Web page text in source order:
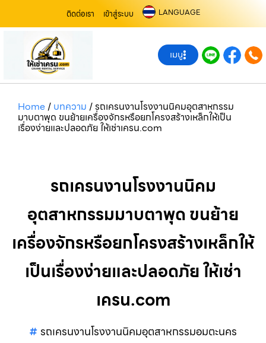
ติดต่อเรา เข้าสู่ระบบ LANGUAGE
เมนู
Home/ บทความ /รถเครนงานโรงงานนิคมอุตสาหกรรม
มาบตาพุด ขนย้ายเครื่องจักรหรือยกโครงสร้างเหล็กให้เป็น
เรื่องง่ายและปลอดภัย ให้เช่าเครน.com
รถเครนงานโรงงานนิคม
อุตสาหกรรมมาบตาพุด ขนย้าย
เครื่องจักรหรือยกโครงสร้างเหล็กให้
เป็นเรื่องง่ายและปลอดภัย ให้เช่า
เครน.com
รถเครนงานโรงงานนิคมอุตสาหกรรมอมตะนคร